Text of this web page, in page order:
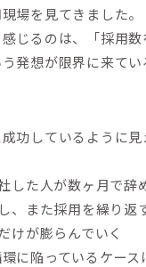
場を見てきました。
じるのは、「採用
発想が限界に来てい
功しているように
した人が数ヶ月で辞
、また採用を繰り返
けが膨らんでいく
に陥っているケース